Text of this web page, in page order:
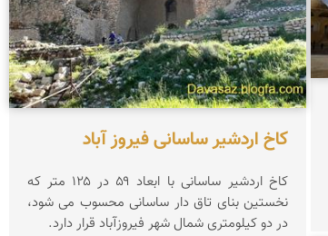
كاخ اردشیر ساسانی فیروز آباد
كاخ اردشیر ساسانی با ابعاد ۵۹ در ۱۲۵ متر كه
نخستین بنای تاق دار ساسانی محسوب می شود،
در دو کیلومتری شمال شهر فیروزآباد قرار دارد.